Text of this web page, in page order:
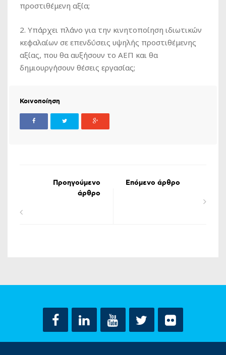
προστιθέμενη αξία;
2. Υπάρχει πλάνο για την κινητοποίηση ιδιωτικών
κεφαλαίων σε επενδύσεις υψηλής προστιθέμενης
αξίας, που θα αυξήσουν το ΑΕΠ και θα
δημιουργήσουν θέσεις εργασίας;
Κοινοποίηση
Προηγούμενο
άρθρο
Επόμενο άρθρο